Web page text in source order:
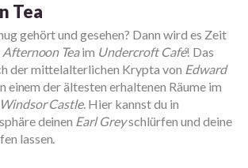
Tea
gehört und gesehen? Dann wird es Zeit
Afternoon Teaim Undercroft Café! Das
der mittelalterlichen Krypta von Edward
einem der ältesten erhaltenen Räume im
Windsor Castle. Hier kannst du in
deinen Earl Greyschlürfen und deine
lassen.